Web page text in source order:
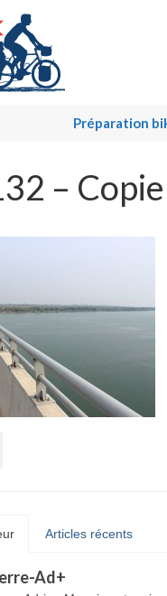
Préparation
–
Articles récents
Ad+